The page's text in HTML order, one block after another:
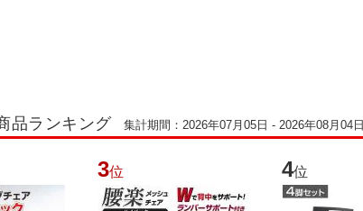
品ランキング 集計期間：2026年07月05日 - 2026年08月04日
3位 4位